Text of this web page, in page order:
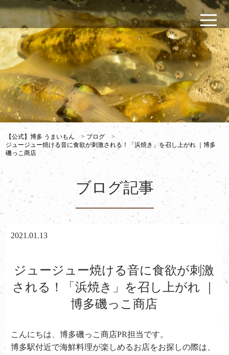
【公式】博多 うまいもん > ブログ
>
ジュージュー焼ける音に食欲が刺激される！「浜焼き」を召し上がれ ｜博多
磯っこ商店
ブログ記事
2021.01.13
ジュージュー焼ける音に食欲が刺激
される！「浜焼き」を召し上がれ ｜
博多磯っこ商店
こんにちは、博多磯っこ商店PR担当です。
博多駅付近で海鮮料理が楽しめるお店をお探しの際は、